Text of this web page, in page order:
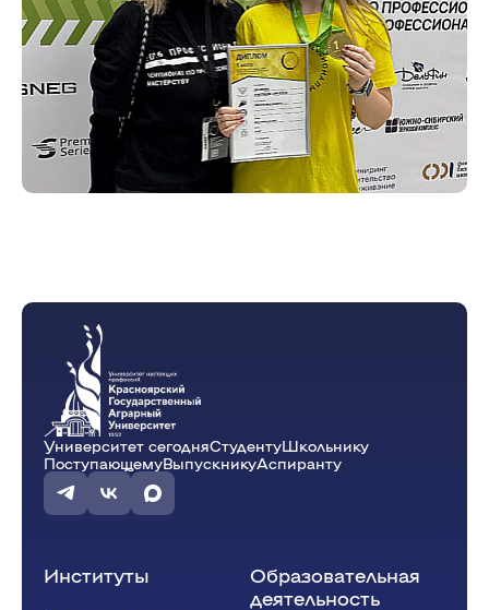
Университет сегодняСтудентуШкольнику
ПоступающемуВыпускникуАспиранту
Институты
Образовательная
деятельность